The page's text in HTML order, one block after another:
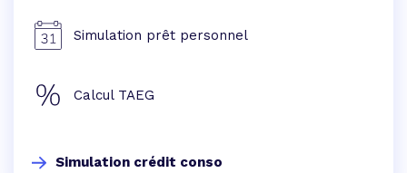
Simulation prêt personnel
Calcul TAEG
Simulation crédit conso